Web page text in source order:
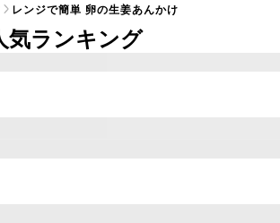
レンジで簡単 卵の生姜あんかけ
気ランキング